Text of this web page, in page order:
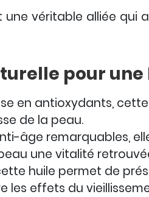
une véritable alliée qui
pour une
en antioxydants,
de la peau.
âge remarquables,
une vitalité
huile permet de
les effets du